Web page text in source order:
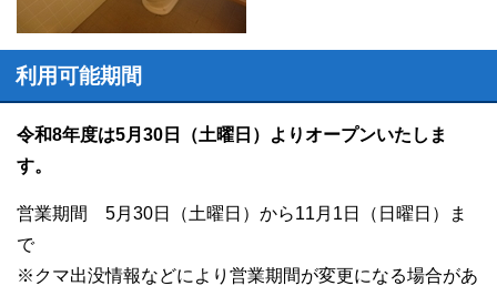
利用可能期間
令和8年度は5月30日（土曜日）よりオープンいたしま
す。
営業期間 5月30日（土曜日）から11月1日（日曜日）ま
で
※クマ出没情報などにより営業期間が変更になる場合があ